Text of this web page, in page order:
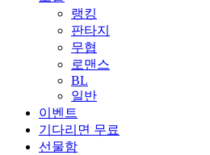
랭킹
판타지
무협
로맨스
BL
일반
이벤트
기다리면 무료
선물함